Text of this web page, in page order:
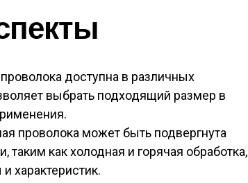
доступна в различных
выбрать подходящий размер в
проволока может быть подвергнута
как холодная и горячая обработка,
характеристик.